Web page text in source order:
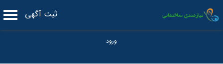
ثبت آگهی